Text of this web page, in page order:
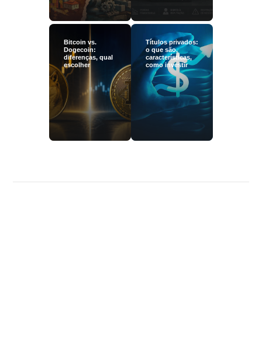
Bitcoin vs.
Dogecoin:
diferenças, qual
escolher
Títulos privados:
o que são,
características,
como investir